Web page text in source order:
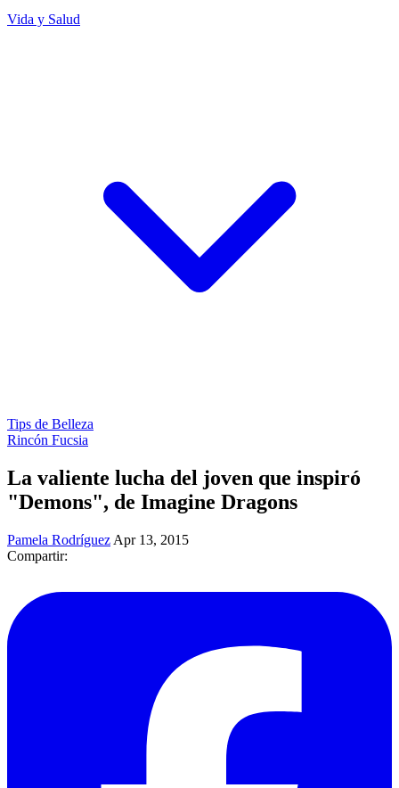
Vida y Salud
Tips de Belleza
Rincón Fucsia
La valiente lucha del joven que inspiró
"Demons", de Imagine Dragons
Pamela Rodríguez Apr 13, 2015
Compartir: